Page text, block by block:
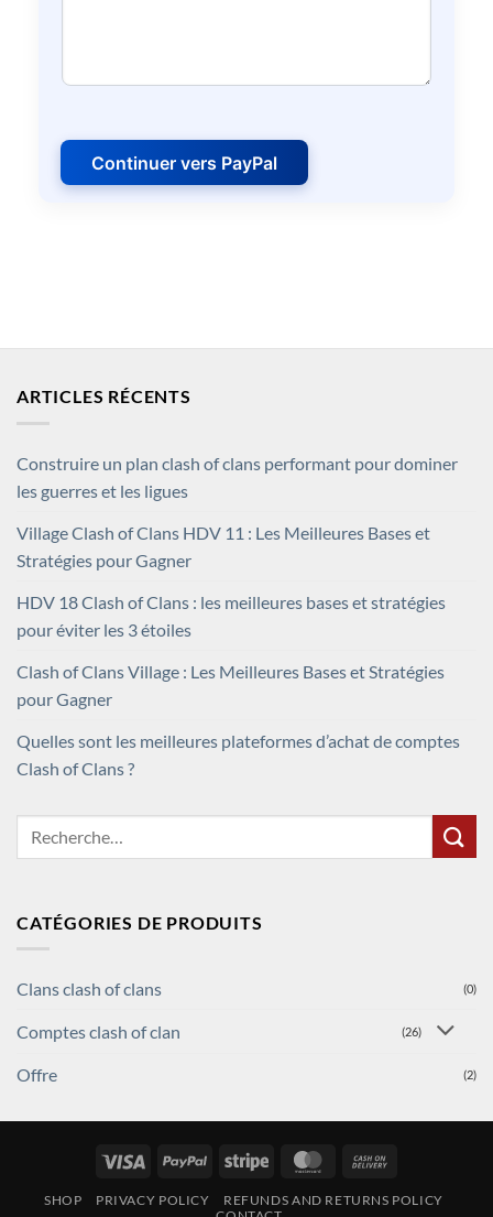
Continuer vers PayPal
ARTICLES RÉCENTS
Construire un plan clash of clans performant pour dominer
les guerres et les ligues
Village Clash of Clans HDV 11 : Les Meilleures Bases et
Stratégies pour Gagner
HDV 18 Clash of Clans : les meilleures bases et stratégies
pour éviter les 3 étoiles
Clash of Clans Village : Les Meilleures Bases et Stratégies
pour Gagner
Quelles sont les meilleures plateformes d’achat de comptes
Clash of Clans ?
CATÉGORIES DE PRODUITS
Clans clash of clans (0)
Comptes clash of clan (26)
Offre (2)
Visa PayPal Stripe MasterCard
Delivery
SHOP PRIVACY POLICY
REFUNDS AND RETURNS POLICY